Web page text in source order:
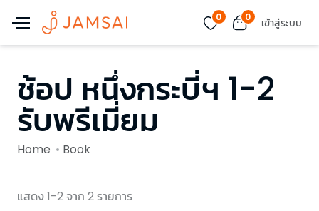
0 0 เข้าสู่ระบบ
ช้อป หนึ่งกระบี่ฯ 1-2
รับพรีเมี่ยม
Home Book
แสดง 1-2 จาก 2 รายการ